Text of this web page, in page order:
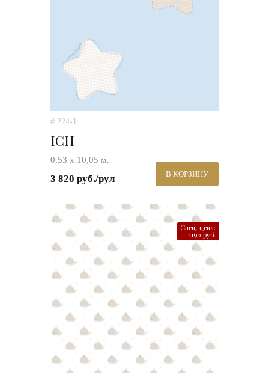
# 224-1
ICH
0,53 х 10,05 м.
3 820 руб./рул В КОРЗИНУ
Спец. цена:
2190 руб.